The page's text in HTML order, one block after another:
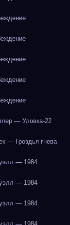
— Уловка-22
— Гроздья гнева
— 1984
— 1984
— 1984